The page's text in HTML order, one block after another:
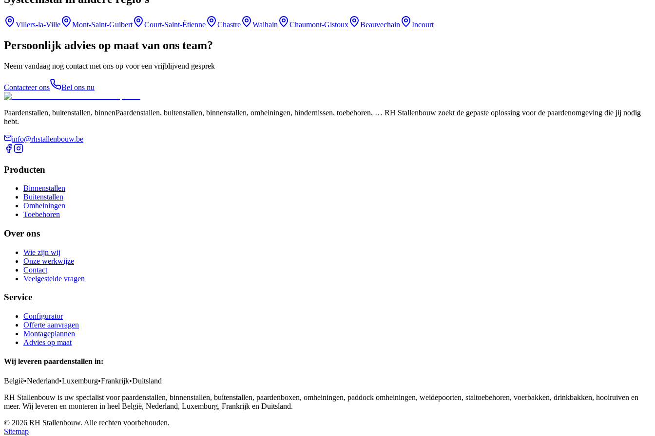
Villers-la-Ville Mont-Saint-Guibert Court-Saint-Étienne Chastre Walhain Chaumont-Gistoux Beauvechain Incourt
Persoonlijk advies op maat van ons team?
Neem vandaag nog contact met ons op voor een vrijblijvend gesprek
Contacteer ons Bel ons nu
Paardenstallen, buitenstallen, binnenPaardenstallen, buitenstallen, binnenstallen, omheiningen, hindernissen, toebehoren, … RH Stallenbouw zoekt de gepaste oplossing voor de paardenomgeving die jij nodig
hebt.
info@rhstallenbouw.be
Producten
Binnenstallen
Buitenstallen
Omheiningen
Toebehoren
Over ons
Wie zijn wij
Onze werkwijze
Contact
Veelgestelde vragen
Service
Configurator
Offerte aanvragen
Montageplannen
Advies op maat
Wij leveren paardenstallen in:
België•Nederland•Luxemburg•Frankrijk•Duitsland
RH Stallenbouw is uw specialist voor paardenstallen, binnenstallen, buitenstallen, paardenboxen, omheiningen, paddock omheiningen, weidepoorten, staltoebehoren, voerbakken, drinkbakken, hooiruiven en
meer. Wij leveren en monteren in heel België, Nederland, Luxemburg, Frankrijk en Duitsland.
© 2026 RH Stallenbouw. Alle rechten voorbehouden.
Sitemap